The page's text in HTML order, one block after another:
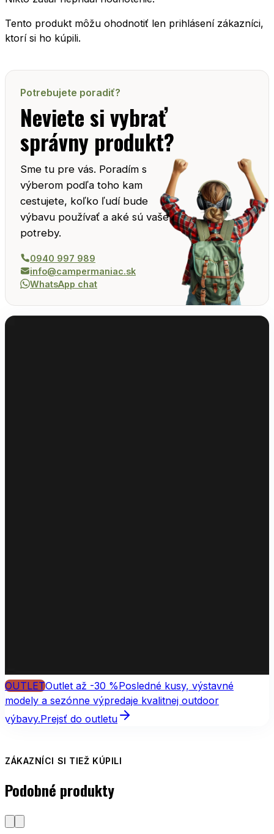
Tento produkt môžu ohodnotiť len prihlásení zákazníci,
ktorí si ho kúpili.
Potrebujete poradiť?
Neviete si vybrať
správny produkt?
Sme tu pre vás. Poradím s
výberom podľa toho kam
cestujete, koľko ľudí bude
výbavu používať a aké sú vaše
potreby.
0940 997 989
info@campermaniac.sk
WhatsApp chat
OUTLETOutlet až -30 %Posledné kusy, výstavné
modely a sezónne výpredaje kvalitnej outdoor
výbavy.Prejsť do outletu
ZÁKAZNÍCI SI TIEŽ KÚPILI
Podobné produkty